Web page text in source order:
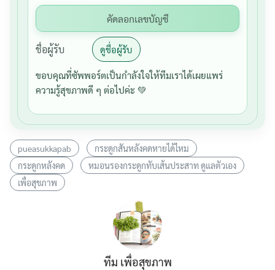
คัดลอกเลขบัญชี
ชื่อผู้รับ ดูชื่อผู้รับ
ขอบคุณที่ซัพพอร์ตเป็นกำลังใจให้ทีมเราได้เผยแพร่
ความรู้สุขภาพดี ๆ ต่อไปค่ะ 💚
pueasukkapab
กระดูกสันหลังคดหายได้ไหม
กระดูกหลังคด
หมอนรองกระดูกทับเส้นประสาท ดูแลตัวเอง
เพื่อสุขภาพ
ทีม เพื่อสุขภาพ